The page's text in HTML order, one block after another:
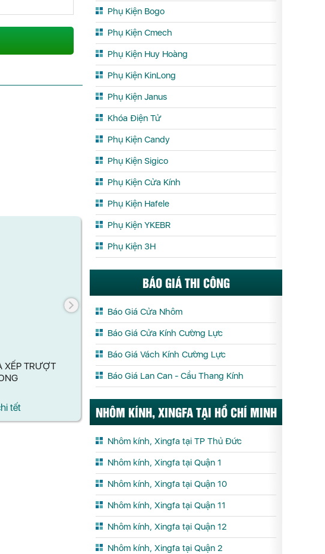
TAY NẮM CỬA ĐI KINLONG MZS20
Xem chi tết
BẢN LỀ
Phụ Kiện Bogo
Phụ Kiện Cmech
Phụ Kiện Huy Hoàng
Phụ Kiện KinLong
Phụ Kiện Janus
Khóa Điện Tử
Phụ Kiện Candy
Phụ Kiện Sigico
Phụ Kiện Cửa Kính
Phụ Kiện Hafele
Phụ Kiện YKEBR
Phụ Kiện 3H
BÁO GIÁ THI CÔNG
Báo Giá Cửa Nhôm
Báo Giá Cửa Kính Cường Lực
Báo Giá Vách Kính Cường Lực
Báo Giá Lan Can - Cầu Thang Kính
NHÔM KÍNH, XINGFA TẠI HỒ CHÍ MINH
Nhôm kính, Xingfa tại TP Thủ Đức
Nhôm kính, Xingfa tại Quận 1
Nhôm kính, Xingfa tại Quận 10
Nhôm kính, Xingfa tại Quận 11
Nhôm kính, Xingfa tại Quận 12
Nhôm kính, Xingfa tại Quận 2